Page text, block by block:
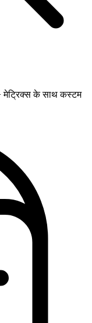
मेट्रिक्स के साथ कस्टम